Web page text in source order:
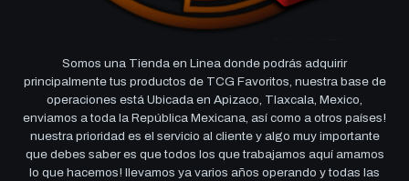
Somos una Tienda en Linea donde podrás adquirir
principalmente tus productos de TCG Favoritos, nuestra base de
operaciones está Ubicada en Apizaco, Tlaxcala, Mexico,
enviamos a toda la República Mexicana, así como a otros países!
nuestra prioridad es el servicio al cliente y algo muy importante
que debes saber es que todos los que trabajamos aquí amamos
lo que hacemos! llevamos ya varios años operando y todas las